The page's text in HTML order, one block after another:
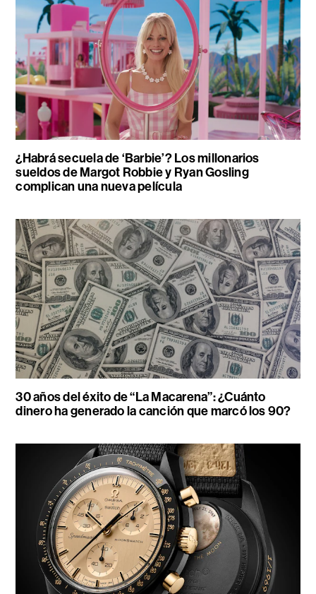
¿Habrá secuela de ‘Barbie’? Los millonarios
sueldos de Margot Robbie y Ryan Gosling
complican una nueva película
30 años del éxito de “La Macarena”: ¿Cuánto
dinero ha generado la canción que marcó los 90?